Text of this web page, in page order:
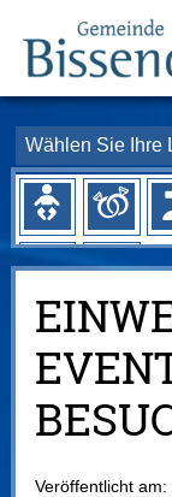
Wählen Sie Ihre
Veröffentlicht am: